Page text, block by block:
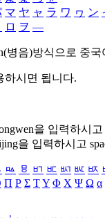
マ ヤ ャ ラ ワ ヮ ン
ロ ヲ ―
병음)방식으로 중
하시면 됩니다.
을 입력하시고
을 입력하시고
ㅰ ㅱ ㅲ ㅳ ㅴ ㅵ ㅶ
Π Ρ Σ ΤΥ Φ Χ Ψ Ω α